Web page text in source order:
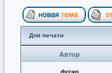
Для печати
Автор
фгско